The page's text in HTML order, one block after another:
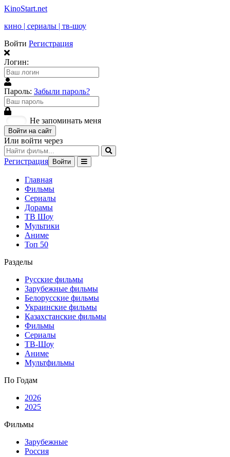
KinoStart.net
кино | сериалы | тв-шоу
Войти Регистрация
Логин:
Пароль: Забыли пароль?
Не запоминать меня
Войти на сайт
Или войти через
Регистрация Войти
Главная
Фильмы
Сериалы
Дорамы
ТВ Шоу
Мультики
Аниме
Топ 50
Разделы
Русские фильмы
Зарубежные фильмы
Белорусские фильмы
Украинские фильмы
Казахстанские фильмы
Фильмы
Сериалы
ТВ-Шоу
Аниме
Мультфильмы
По Годам
2026
2025
Фильмы
Зарубежные
Россия